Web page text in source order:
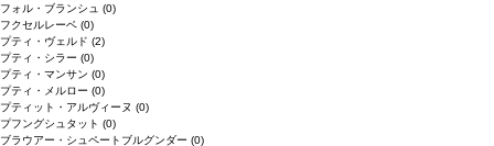
フォル・ブランシュ (0)
フクセルレーベ (0)
プティ・ヴェルド (2)
プティ・シラー (0)
プティ・マンサン (0)
プティ・メルロー (0)
プティット・アルヴィーヌ (0)
プフングシュタット (0)
ブラウアー・シュペートブルグンダー (0)